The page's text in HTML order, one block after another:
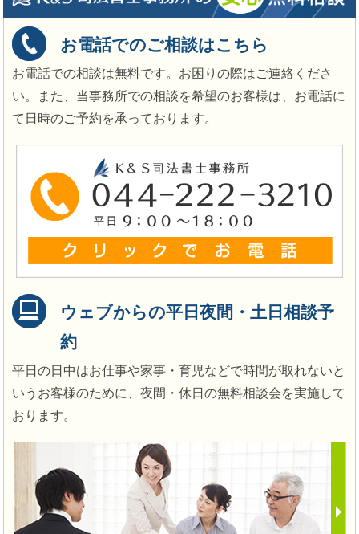
お電話でのご相談はこちら
お電話での相談は無料です。お困りの際はご連絡くださ
い。また、当事務所での相談を希望のお客様は、お電話に
て日時のご予約を承っております。
ウェブからの平日夜間・土日相談予
約
平日の日中はお仕事や家事・育児などで時間が取れないと
いうお客様のために、夜間・休日の無料相談会を実施して
おります。